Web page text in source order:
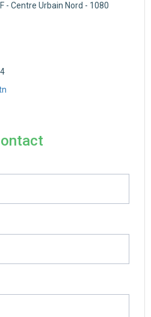
- Centre Urbain Nord - 1080